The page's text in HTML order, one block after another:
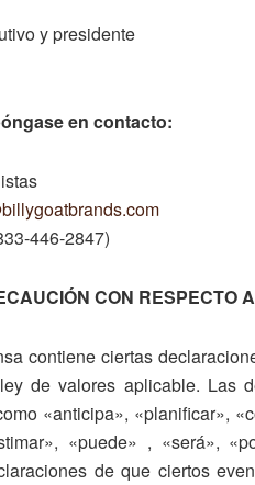
y presidente
en contacto:
446-2847)
CON RESPECTO
contiene ciertas
de valores aplicable. Las
«anticipa», «planificar»,
«puede» , «será»,
de que ciertos